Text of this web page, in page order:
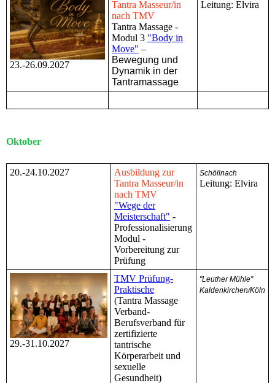
23.-26.09.2027
Tantra Masseur/in
nach TMV
Tantra Massage -
Modul 3 "Body in
Move" –
Bewegung und
Dynamik in der
Tantramassage
Leitung: Elvira
Oktober
20.-24.10.2027
Ausbildung zur
Tantra Masseur/in
nach TMV
"Wege der
Meisterschaft" -
Professionalisierung
Modul -
Vorbereitung zur
Prüfung
Schöllnach
Leitung: Elvira
29.-31.10.2027
TMV Prüfung-
Praktische
(Tantra Massage
Verband-
Berufsverband für
zertifizierte
tantrische
Körperarbeit und
sexuelle
Gesundheit)
"Leuther Mühle"
Kaldenkirchen/Köln